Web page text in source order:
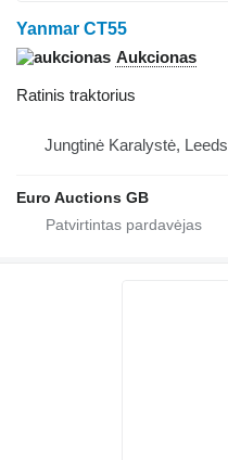
Yanmar CT55
Aukcionas
Ratinis traktorius
Jungtinė Karalystė, Leeds
Euro Auctions GB